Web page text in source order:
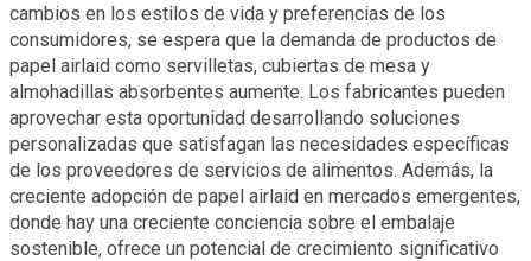
cambios en los estilos de vida y preferencias de los
consumidores, se espera que la demanda de productos de
papel airlaid como servilletas, cubiertas de mesa y
almohadillas absorbentes aumente. Los fabricantes pueden
aprovechar esta oportunidad desarrollando soluciones
personalizadas que satisfagan las necesidades específicas
de los proveedores de servicios de alimentos. Además, la
creciente adopción de papel airlaid en mercados emergentes,
donde hay una creciente conciencia sobre el embalaje
sostenible, ofrece un potencial de crecimiento significativo